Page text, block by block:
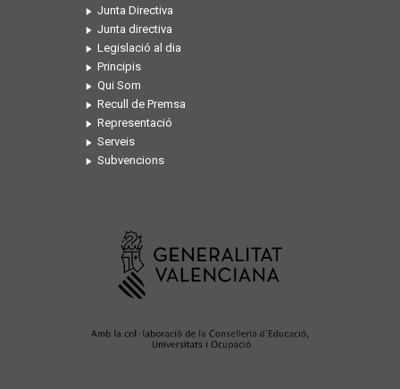
Junta Directiva
Junta directiva
Legislació al dia
Principis
Qui Som
Recull de Premsa
Representació
Serveis
Subvencions